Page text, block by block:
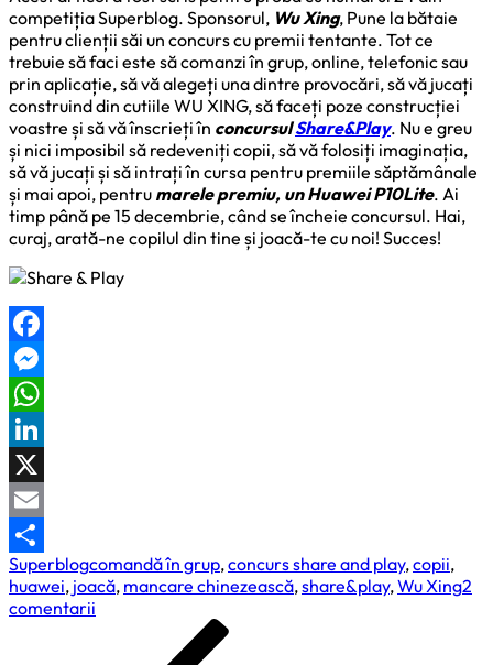
competiția Superblog. Sponsorul, Wu Xing, Pune la bătaie
pentru clienții săi un concurs cu premii tentante. Tot ce
trebuie să faci este să comanzi în grup, online, telefonic sau
prin aplicație, să vă alegeți una dintre provocări, să vă jucați
construind din cutiile WU XING, să faceți poze construcției
voastre și să vă înscrieți în concursulShare&Play. Nu e greu
și nici imposibil să redeveniți copii, să vă folosiți imaginația,
să vă jucați și să intrați în cursa pentru premiile săptămânale
și mai apoi, pentru marele premiu, un Huawei P10Lite. Ai
timp până pe 15 decembrie, când se încheie concursul. Hai,
curaj, arată-ne copilul din tine și joacă-te cu noi! Succes!
Facebook
Messenger
WhatsApp
LinkedIn
X
Email
Partajează
Superblogcomandă în grup,concurs share and play,copii,
huawei, joacă, mancare chinezească,share&play,Wu Xing2
comentarii